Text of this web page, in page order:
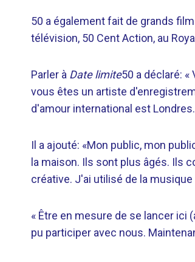
50 a également fait de grands
télévision, 50 Cent Action, au
Parler à Date limite50 a déclaré:
vous êtes un artiste
d'amour international est
Il a ajouté: «Mon public, mon
la maison. Ils sont plus âgés. Ils
créative. J'ai utilisé de la
« Être en mesure de se lancer ici
pu participer avec nous.